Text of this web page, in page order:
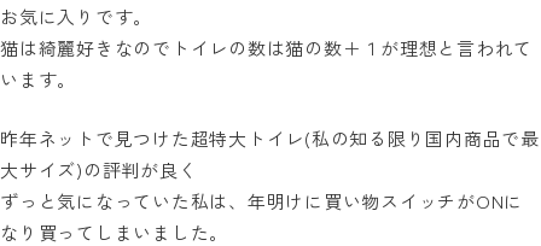
お気に入りです。
猫は綺麗好きなのでトイレの数は猫の数＋１が理想と言われて
います。
昨年ネットで見つけた超特大トイレ(私の知る限り国内商品で最
大サイズ)の評判が良く
ずっと気になっていた私は、年明けに買い物スイッチがONに
なり買ってしまいました。